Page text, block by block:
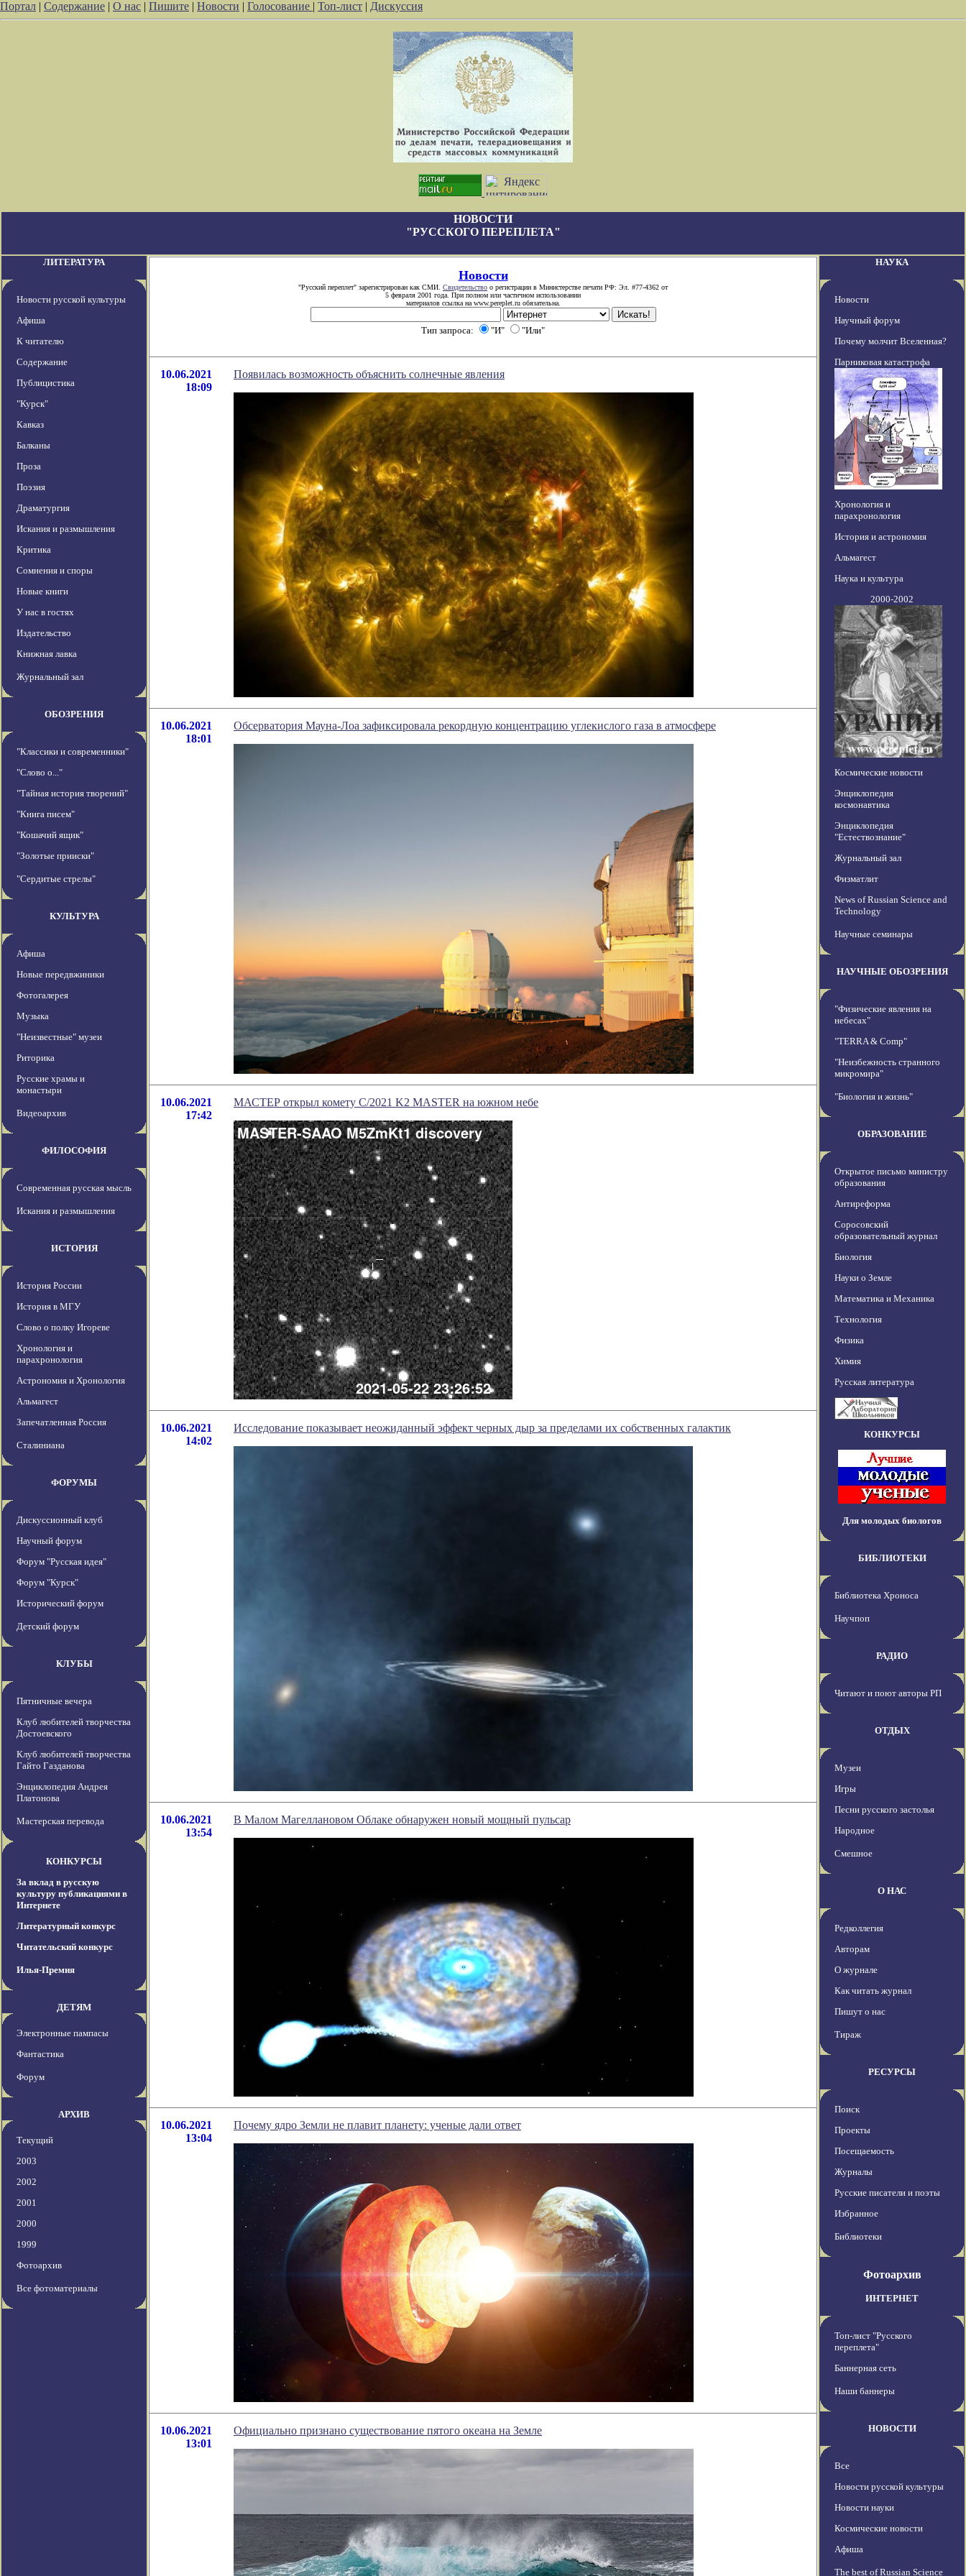
Портал | Содержание | О нас | Пишите | Новости | Голосование | Топ-лист | Дискуссия
НОВОСТИ
"РУССКОГО ПЕРЕПЛЕТА"
ЛИТЕРАТУРА
Новости русской культуры
Афиша
К читателю
Содержание
Публицистика
"Курск"
Кавказ
Балканы
Проза
Поэзия
Драматургия
Искания и размышления
Критика
Сомнения и споры
Новые книги
У нас в гостях
Издательство
Книжная лавка
Журнальный зал
ОБОЗРЕНИЯ
"Классики и современники"
"Слово о..."
"Тайная история творений"
"Книга писем"
"Кошачий ящик"
"Золотые прииски"
"Сердитые стрелы"
КУЛЬТУРА
Афиша
Новые передвжиники
Фотогалерея
Музыка
"Неизвестные" музеи
Риторика
Русские храмы и
монастыри
Видеоархив
ФИЛОСОФИЯ
Современная русская мысль
Искания и размышления
ИСТОРИЯ
История России
История в МГУ
Слово о полку Игореве
Хронология и
парахронология
Астрономия и Хронология
Альмагест
Запечатленная Россия
Сталиниана
ФОРУМЫ
Дискуссионный клуб
Научный форум
Форум "Русская идея"
Форум "Курск"
Исторический форум
Детский форум
КЛУБЫ
Пятничные вечера
Клуб любителей творчества
Достоевского
Клуб любителей творчества
Гайто Газданова
Энциклопедия Андрея
Платонова
Мастерская перевода
КОНКУРСЫ
За вклад в русскую
культуру публикациями в
Интернете
Литературный конкурс
Читательский конкурс
Илья-Премия
ДЕТЯМ
Электронные пампасы
Фантастика
Форум
АРХИВ
Текущий
2003
2002
2001
2000
1999
Фотоархив
Все фотоматериалы
Новости
"Русский переплет" зарегистрирован как СМИ. Свидетельство о регистрации в Министерстве печати РФ: Эл. #77-4362 от
5 февраля 2001 года. При полном или частичном использовании
материалов ссылка на www.pereplet.ru обязательна.
Тип запроса: "И" "Или"
10.06.2021
18:09
Появилась возможность объяснить солнечные явления
10.06.2021
18:01
Обсерватория Мауна-Лоа зафиксировала рекордную концентрацию углекислого газа в атмосфере
10.06.2021
17:42
МАСТЕР открыл комету C/2021 K2 MASTER на южном небе
10.06.2021
14:02
Исследование показывает неожиданный эффект черных дыр за пределами их собственных галактик
10.06.2021
13:54
В Малом Магеллановом Облаке обнаружен новый мощный пульсар
10.06.2021
13:04
Почему ядро ​​Земли не плавит планету: ученые дали ответ
10.06.2021
13:01
Официально признано существование пятого океана на Земле
НАУКА
Новости
Научный форум
Почему молчит Вселенная?
Парниковая катастрофа
Хронология и
парахронология
История и астрономия
Альмагест
Наука и культура
2000-2002
Космические новости
Энциклопедия
космонавтика
Энциклопедия
"Естествознание"
Журнальный зал
Физматлит
News of Russian Science and
Technology
Научные семинары
НАУЧНЫЕ ОБОЗРЕНИЯ
"Физические явления на
небесах"
"TERRA & Comp"
"Неизбежность странного
микромира"
"Биология и жизнь"
ОБРАЗОВАНИЕ
Открытое письмо министру
образования
Антиреформа
Соросовский
образовательный журнал
Биология
Науки о Земле
Математика и Механика
Технология
Физика
Химия
Русская литература
КОНКУРСЫ
Для молодых биологов
БИБЛИОТЕКИ
Библиотека Хроноса
Научпоп
РАДИО
Читают и поют авторы РП
ОТДЫХ
Музеи
Игры
Песни русского застолья
Народное
Смешное
О НАС
Редколлегия
Авторам
О журнале
Как читать журнал
Пишут о нас
Тираж
РЕСУРСЫ
Поиск
Проекты
Посещаемость
Журналы
Русские писатели и поэты
Избранное
Библиотеки
Фотоархив
ИНТЕРНЕТ
Топ-лист "Русского
переплета"
Баннерная сеть
Наши баннеры
НОВОСТИ
Все
Новости русской культуры
Новости науки
Космические новости
Афиша
The best of Russian Science